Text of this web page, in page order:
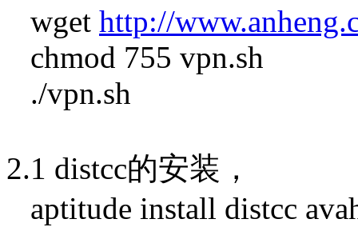
wget http://
chmod 755 vpn.sh
./vpn.sh
2.1 distcc的安装，
aptitude install distcc